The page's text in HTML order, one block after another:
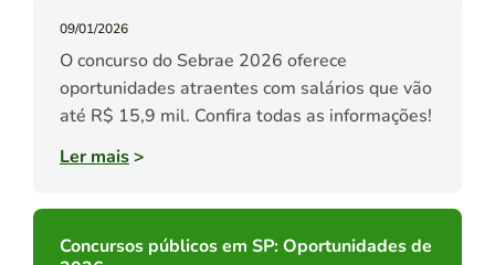
09/01/2026
O concurso do Sebrae 2026 oferece
oportunidades atraentes com salários que vão
até R$ 15,9 mil. Confira todas as informações!
Ler mais>
Concursos públicos em SP: Oportunidades de